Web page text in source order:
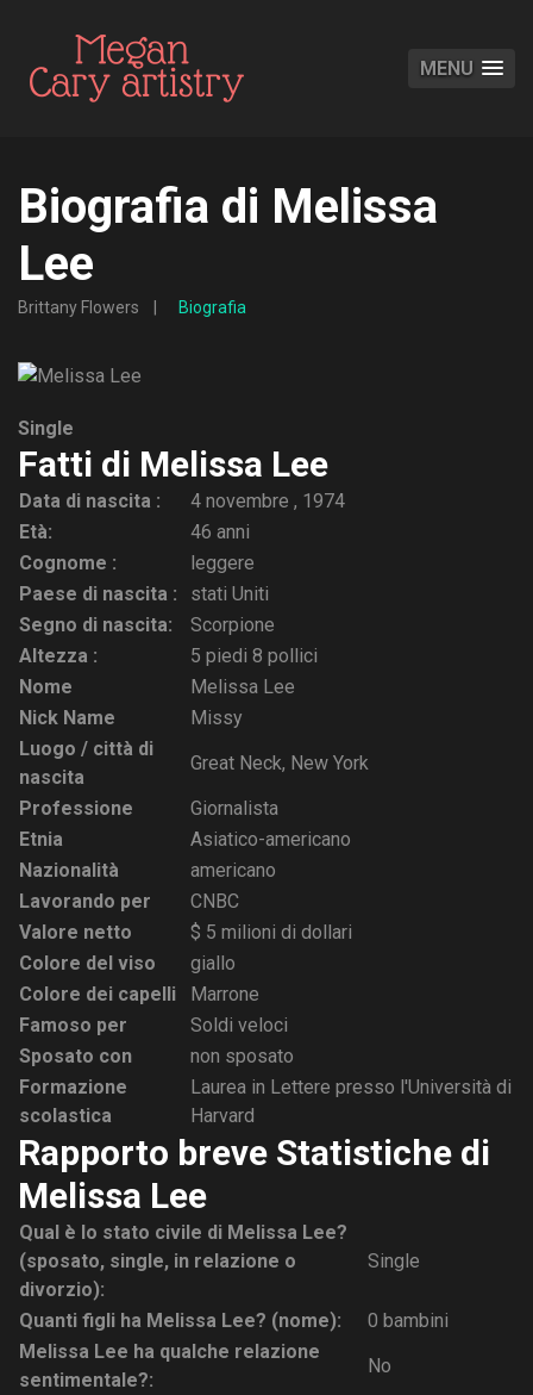
MENU
Biografia di Melissa
Lee
Brittany Flowers Biografia
Single
Fatti di Melissa Lee
Data di nascita :
4 novembre , 1974
Età:
46 anni
Cognome :
leggere
Paese di nascita :
stati Uniti
Segno di nascita:
Scorpione
Altezza :
5 piedi 8 pollici
Nome
Melissa Lee
Nick Name
Missy
Luogo / città di
nascita
Great Neck, New York
Professione
Giornalista
Etnia
Asiatico-americano
Nazionalità
americano
Lavorando per
CNBC
Valore netto
$ 5 milioni di dollari
Colore del viso
giallo
Colore dei capelli
Marrone
Famoso per
Soldi veloci
Sposato con
non sposato
Formazione
scolastica
Laurea in Lettere presso l'Università di
Harvard
Rapporto breve Statistiche di
Melissa Lee
Qual è lo stato civile di Melissa Lee?
(sposato, single, in relazione o
divorzio):
Single
Quanti figli ha Melissa Lee? (nome):
0 bambini
Melissa Lee ha qualche relazione
sentimentale?:
No